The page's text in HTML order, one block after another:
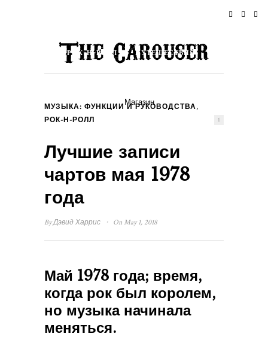
РОК-Н-РОЛЛ ПУТЕШЕСТВИЯ
Магазин
О НАС
МУЗЫКА: ФУНКЦИИ И РУКОВОДСТВА,
РОК-Н-РОЛЛ 1
Лучшие записи
чартов мая 1978
года
ByДэвид Харрис · On May 1, 2018
Май 1978 года; время,
когда рок был королем,
но музыка начинала
меняться.